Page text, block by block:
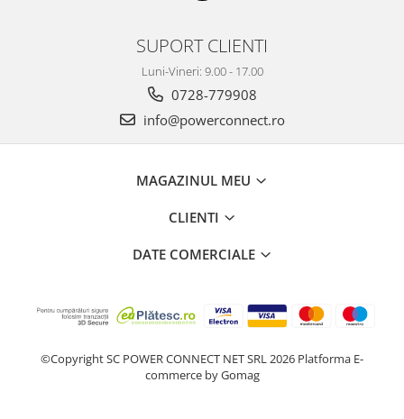
SUPORT CLIENTI
Luni-Vineri: 9.00 - 17.00
0728-779908
info@powerconnect.ro
MAGAZINUL MEU
CLIENTI
DATE COMERCIALE
©Copyright SC POWER CONNECT NET SRL 2026 Platforma E-
commerce by Gomag